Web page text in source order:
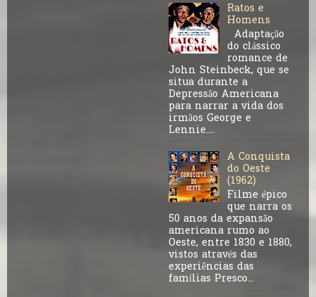
Ratos e
Homens
Adaptação
do clássico
romance de
John Steinbeck, que se
situa durante a
Depressão Americana
para narrar a vida dos
irmãos George e
Lennie....
A Conquista
do Oeste
(1962)
Filme épico
que narra os
50 anos da expansão
americana rumo ao
Oeste, entre 1830 e 1880,
vistos através das
experiências das
famílias Presco...